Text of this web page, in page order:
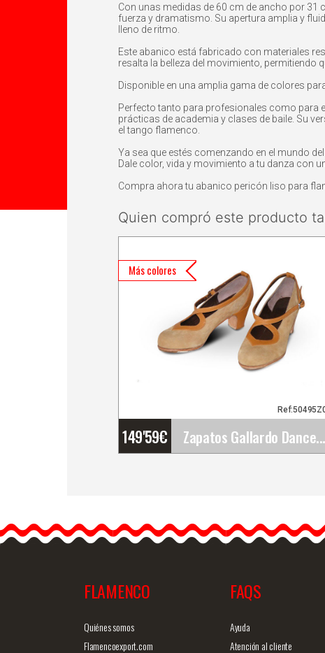
Con unas medidas de 60 cm de ancho por 31
fuerza y dramatismo. Su apertura amplia y
lleno de ritmo.
Este abanico está fabricado con materiales
resalta la belleza del movimiento, permitiendo
Disponible en una amplia gama de colores
Perfecto tanto para profesionales como para
prácticas de academia y clases de baile. Su
el tango flamenco.
Ya sea que estés comenzando en el mundo
Dale color, vida y movimiento a tu danza con
Compra ahora tu abanico pericón liso para
Quien compró este producto
Más colores
149'59€ Zapatos
Zapato de flamenco y
clásico español con un
FLAMENCO
Quiénes somos
Flamencoexport.com
FAQS
Ayuda
Atención al cliente